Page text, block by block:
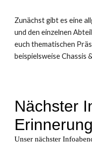
Zunächst gibt es eine
und den einzelnen
euch thematischen
beispielsweise Chassis